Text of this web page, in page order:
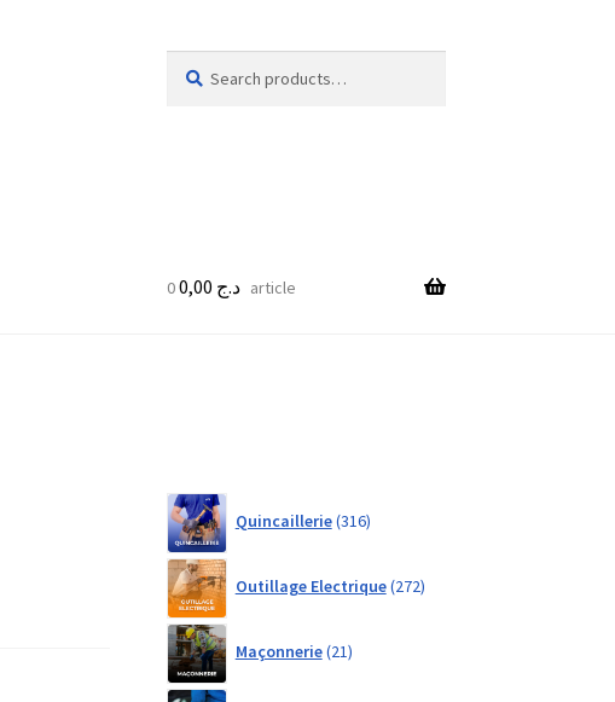
for:
د.ج 0 article
Quincaillerie 316products
Outillage Electrique 272products
Maçonnerie 21products